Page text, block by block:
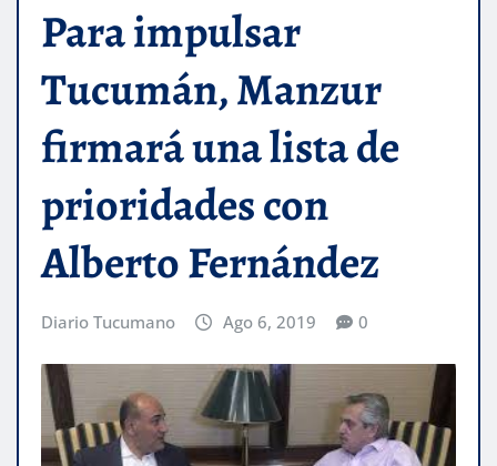
Para impulsar
Tucumán, Manzur
firmará una lista de
prioridades con
Alberto Fernández
Diario Tucumano Ago 6, 2019 0